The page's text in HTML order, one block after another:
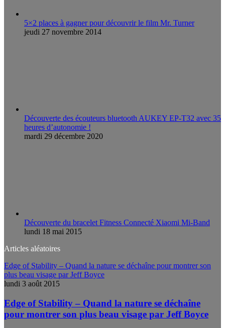
5×2 places à gagner pour découvrir le film Mr. Turner
jeudi 27 novembre 2014
Découverte des écouteurs bluetooth AUKEY EP-T32 avec 35
heures d’autonomie !
mardi 29 décembre 2020
Découverte du bracelet Fitness Connecté Xiaomi Mi-Band
lundi 18 mai 2015
Articles aléatoires
Edge of Stability – Quand la nature se déchaîne pour montrer son
plus beau visage par Jeff Boyce
lundi 3 août 2015
Edge of Stability – Quand la nature se déchaîne
pour montrer son plus beau visage par Jeff Boyce